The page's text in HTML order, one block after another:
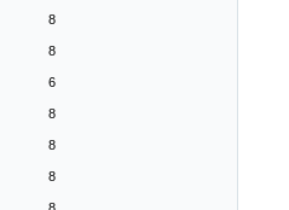
8
8
6
8
8
8